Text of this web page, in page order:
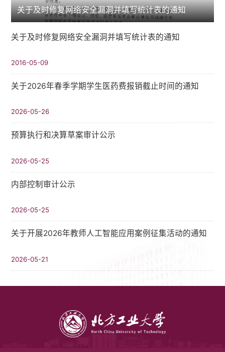
关于及时修复网络安全漏洞并填写统计表的通知
关于及时修复网络安全漏洞并填写统计表的通知
2016-05-09
关于2026年春季学期学生医药费报销截止时间的通知
2026-05-26
预算执行和决算草案审计公示
2026-05-25
内部控制审计公示
2026-05-25
关于开展2026年教师人工智能应用案例征集活动的通知
2026-05-21